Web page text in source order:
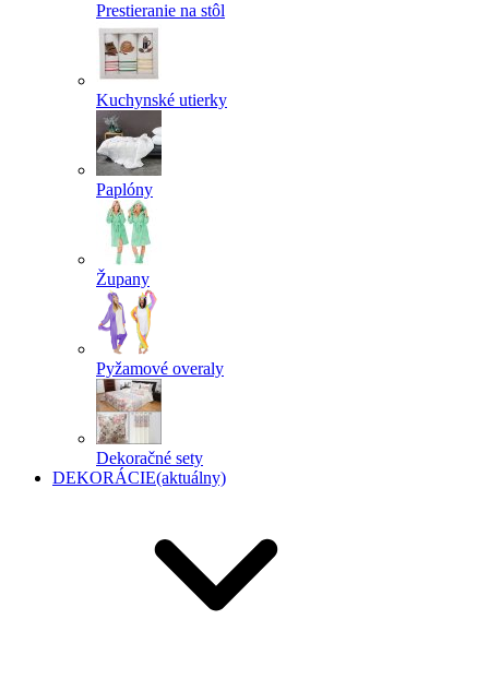
Prestieranie na stôl
Kuchynské utierky
Paplóny
Župany
Pyžamové overaly
Dekoračné sety
DEKORÁCIE(aktuálny)